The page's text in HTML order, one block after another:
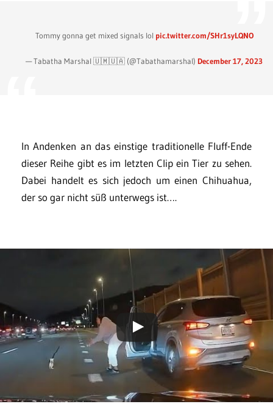
Tommy gonna get mixed signals lol pic.twitter.com/SHr1syLQNO
— Tabatha Marshal 🇺🇲🇺🇦 (@Tabathamarshal) December 17, 2023
In Andenken an das einstige traditionelle Fluff-Ende
dieser Reihe gibt es im letzten Clip ein Tier zu sehen.
Dabei handelt es sich jedoch um einen Chihuahua,
der so gar nicht süß unterwegs ist….